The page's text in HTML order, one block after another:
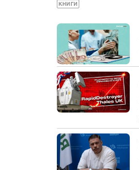
КНИГИ